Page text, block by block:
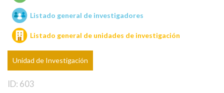
Unidades de investigación
Listado general de investigadores
Listado general de unidades de investigación
Unidad de Investigación
ID: 603